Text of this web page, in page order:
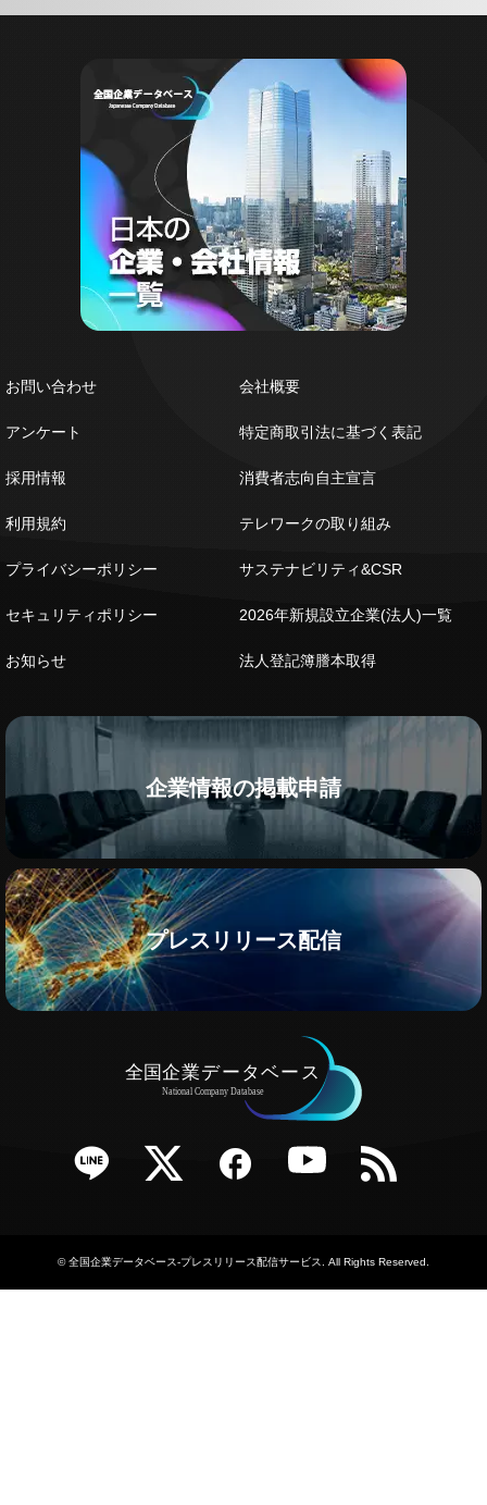
お問い合わせ
アンケート
採用情報
利用規約
プライバシーポリシー
セキュリティポリシー
お知らせ
会社概要
特定商取引法に基づく表記
消費者志向自主宣言
テレワークの取り組み
サステナビリティ&CSR
2026年新規設立企業(法人)一覧
法人登記簿謄本取得
企業情報の掲載申請
プレスリリース配信
Twitter Facebook YouTube RSS
©全国企業データベース-プレスリリース配信サービス . All Rights Reserved.